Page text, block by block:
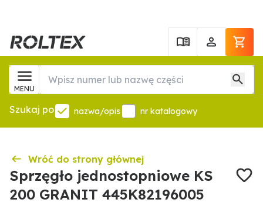
MENU
Szukaj po nazwa/opis nr katalogowy
Wróć do strony głównej
Sprzęgło jednostopniowe KS
200 GRANIT 445K82196005